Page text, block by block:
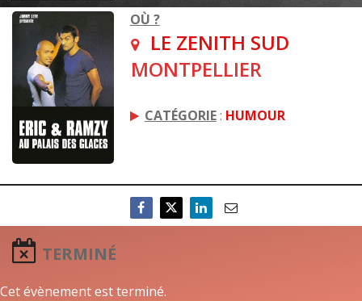
OÙ ?
LE ZENITH SUD
MONTPELLIER
CATÉGORIE: HUMOUR
TERMINÉ
Cet évènement est terminé.